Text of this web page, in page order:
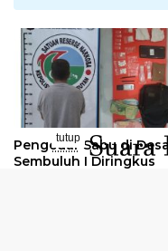
Pengedar Sabu di Desa
Sembuluh I Diringkus
tutup
..........